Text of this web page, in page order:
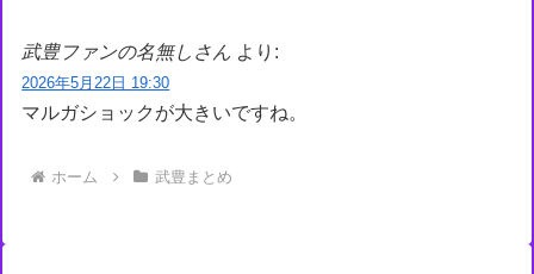
武豊ファンの名無しさん より:
2026年5月22日 19:30
マルガショックが大きいですね。
ホーム 武豊まとめ